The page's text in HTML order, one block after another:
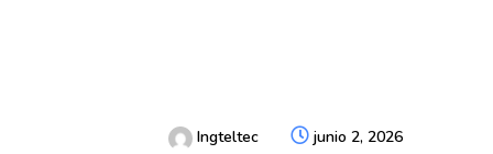
Ingteltec junio 2, 2026